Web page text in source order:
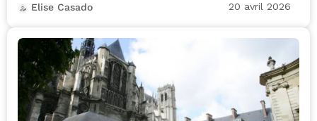
Elise Casado
20 avril 2026